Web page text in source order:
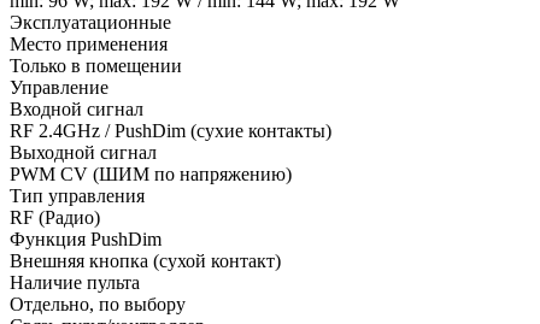
Эксплуатационные
Место применения
Только в помещении
Управление
Входной сигнал
RF 2.4GHz / PushDim (сухие контакты)
Выходной сигнал
PWM СV (ШИМ по напряжению)
Тип управления
RF (Радио)
Функция PushDim
Внешняя кнопка (сухой контакт)
Наличие пульта
Отдельно, по выбору